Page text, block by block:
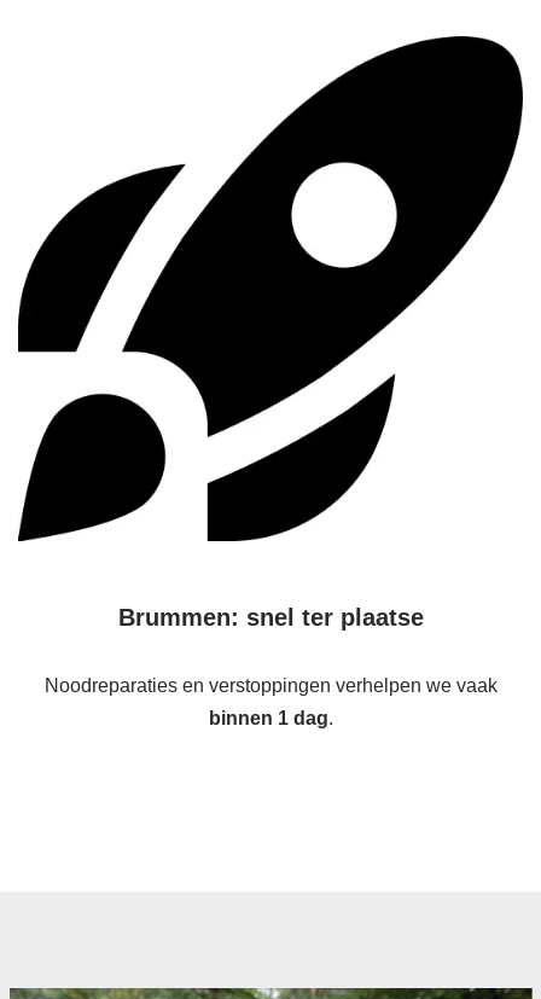
Brummen: snel ter plaatse
Noodreparaties en verstoppingen verhelpen we vaak
binnen 1 dag.